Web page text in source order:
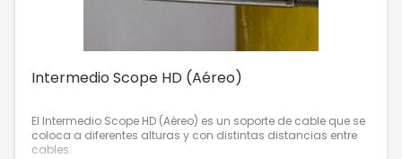
Intermedio Scope HD (Aéreo)
El Intermedio Scope HD (Aéreo) es un soporte de cable que se
coloca a diferentes alturas y con distintas distancias entre
cables.